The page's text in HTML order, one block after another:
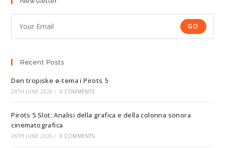
GO
Recent Posts
Den tropiske ø-tema i Pirots 5
29TH JUNE 2026 / 0 COMMENTS
Pirots 5 Slot: Analisi della grafica e della colonna sonora
cinematografica
26TH JUNE 2026 / 0 COMMENTS